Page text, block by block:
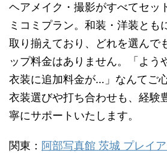
ヘアメイク・撮影がすべてセッ
ミコミプラン。和装・洋装とも
取り揃えており、どれを選んで
ップ料金はありません。「よう
衣装に追加料金が…」なんてご
衣装選びや打ち合わせも、経験
寧にサポートいたします。
関東： 阿部写真館 茨城 プレイ